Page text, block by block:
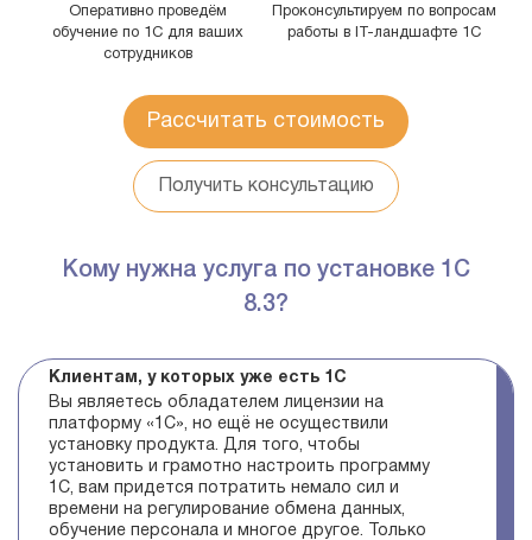
Оперативно проведём
обучение по 1С для ваших
сотрудников
Проконсультируем по вопросам
работы в IT-ландшафте 1С
Рассчитать стоимость
Получить консультацию
Кому нужна услуга по установке 1С
8.3?
Клиентам, у которых уже есть 1С
Вы являетесь обладателем лицензии на
платформу «1С», но ещё не осуществили
установку продукта. Для того, чтобы
установить и грамотно настроить программу
1С, вам придется потратить немало сил и
времени на регулирование обмена данных,
обучение персонала и многое другое. Только